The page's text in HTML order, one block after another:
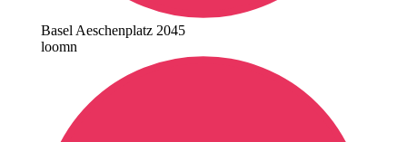
Basel Aeschenplatz 2045
loomn